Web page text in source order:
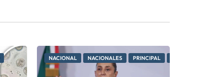
NACIONAL NACIONALES PRINCIPAL